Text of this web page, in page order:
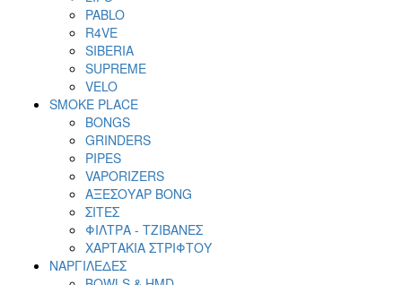
PABLO
R4VE
SIBERIA
SUPREME
VELO
SMOKE PLACE
BONGS
GRINDERS
PIPES
VAPORIZERS
ΑΞΕΣΟΥΑΡ BONG
ΣΙΤΕΣ
ΦΙΛΤΡΑ - ΤΖΙΒΑΝΕΣ
ΧΑΡΤΑΚΙΑ ΣΤΡΙΦΤΟΥ
ΝΑΡΓΙΛΕΔΕΣ